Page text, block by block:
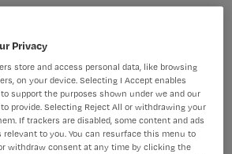
AANSTELLING
Niet nader bepaald
NIVEAU
HBO
Privacy
store and access personal data, like browsing
on your device. Selecting I Accept enables
support the purposes shown under we and our
provide. Selecting Reject All or withdrawing your
If trackers are disabled, some content and ads
relevant to you. You can resurface this menu to
withdraw consent at any time by clicking the